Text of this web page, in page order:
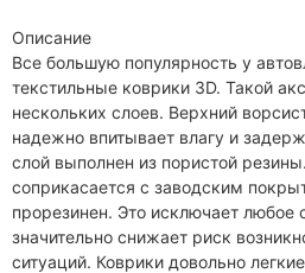
Описание
Все большую популярность у
текстильные коврики 3D. Такой
нескольких слоев. Верхний
надежно впитывает влагу и
слой выполнен из пористой
соприкасается с заводским
прорезинен. Это исключает любое
значительно снижает риск
ситуаций. Коврики довольно